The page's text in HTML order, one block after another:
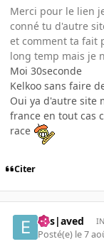
Merci pour le lien
conné tu d'autre
et comment ta fait
long temp mais je
Moi 30seconde
Kelkoo sans faire
Oui ya d'autre site
france en tout cas
race
Citer
Ens|aved
Posté(e) le 7